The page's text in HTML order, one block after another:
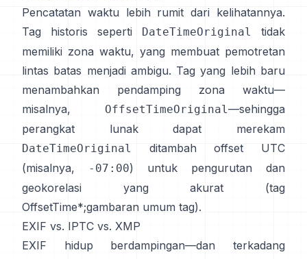
Pencatatan waktu lebih rumit dari kelihatannya.
Tag historis seperti DateTimeOriginal
tidak
memiliki zona waktu, yang membuat pemotretan
lintas batas menjadi ambigu. Tag yang lebih baru
menambahkan pendamping zona waktu—
misalnya, OffsetTimeOriginal—sehingga
perangkat lunak dapat merekam
DateTimeOriginal
ditambah offset UTC
(misalnya,
-07:00) untuk pengurutan dan
geokorelasi yang akurat (tag
OffsetTime*;gambaran umum tag).
EXIF vs. IPTC vs. XMP
EXIF hidup berdampingan—dan terkadang